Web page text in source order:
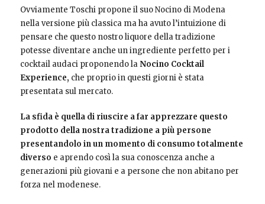
Ovviamente Toschi propone il suo Nocino di Modena
nella versione più classica ma ha avuto l’intuizione di
pensare che questo nostro liquore della tradizione
potesse diventare anche un ingrediente perfetto per i
cocktail audaci proponendo laNocino Cocktail
Experience, che proprio in questi giorni è stata
presentata sul mercato.
La sfida è quella di riuscire a far apprezzare questo
prodotto della nostra tradizione a più persone
presentandolo in un momento di consumo totalmente
diverso e aprendo così la sua conoscenza anche a
generazioni più giovani e a persone che non abitano per
forza nel modenese.